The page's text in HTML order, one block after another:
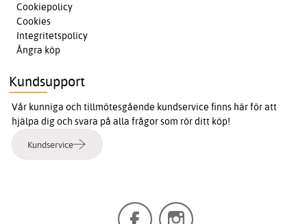
Cookiepolicy
Cookies
Integritetspolicy
Ångra köp
Kundsupport
Vår kunniga och tillmötesgående kundservice finns här för att
hjälpa dig och svara på alla frågor som rör ditt köp!
Kundservice